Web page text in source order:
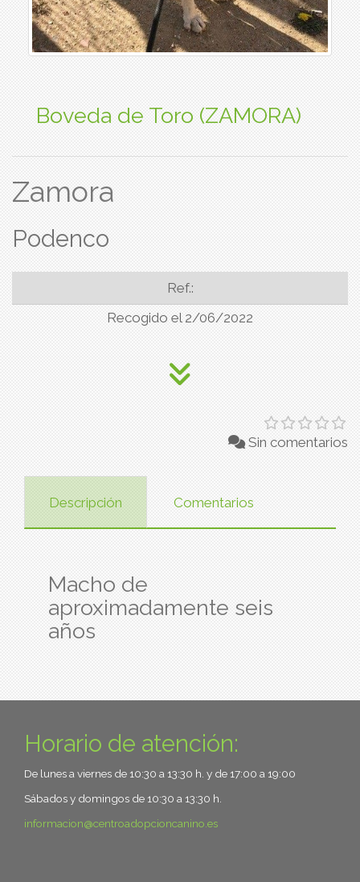
Boveda de Toro (ZAMORA)
Zamora
Podenco
Ref.:
Recogido el 2/06/2022
Sin comentarios
Descripción Comentarios
Macho de
aproximadamente seis
años
Horario de atención:
De lunes a viernes de 10:30 a 13:30 h. y de 17:00 a 19:00
Sábados y domingos de 10:30 a 13:30 h.
informacion
centroadopcioncanino.es